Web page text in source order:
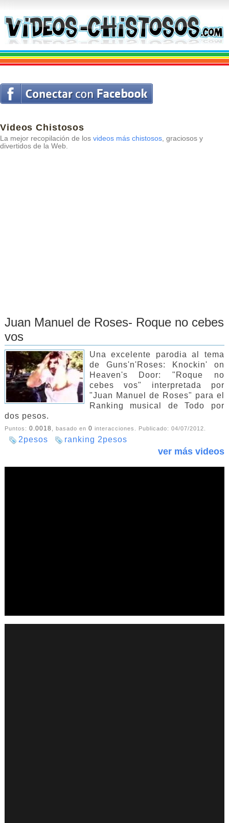
Videos Chistosos
La mejor recopilación de los videos más chistosos, graciosos y
divertidos de la Web.
Juan Manuel de Roses- Roque no cebes
vos
Una excelente parodia al tema
de Guns'n'Roses: Knockin' on
Heaven's Door: "Roque no
cebes vos" interpretada por
"Juan Manuel de Roses" para el
Ranking musical de Todo por
dos pesos.
Puntos: 0.0018 , basado en 0 interacciones. Publicado: 04/07/2012.
2pesos ranking 2pesos
ver más videos